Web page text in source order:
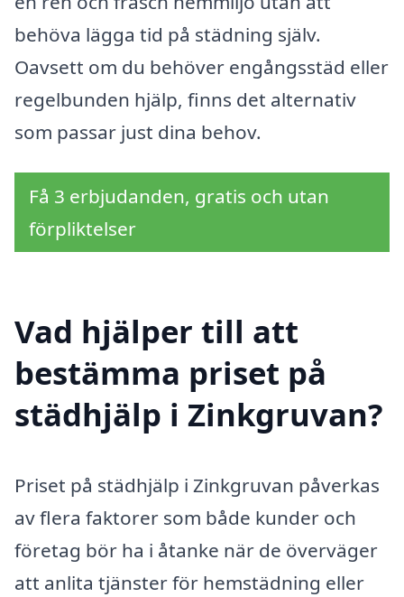
behöva lägga tid på städning själv.
Oavsett om du behöver engångsstäd eller
regelbunden hjälp, finns det alternativ
som passar just dina behov.
Få 3 erbjudanden, gratis och utan
förpliktelser
Vad hjälper till att
bestämma priset på
städhjälp i Zinkgruvan?
Priset på städhjälp i Zinkgruvan påverkas
av flera faktorer som både kunder och
företag bör ha i åtanke när de överväger
att anlita tjänster för hemstädning eller